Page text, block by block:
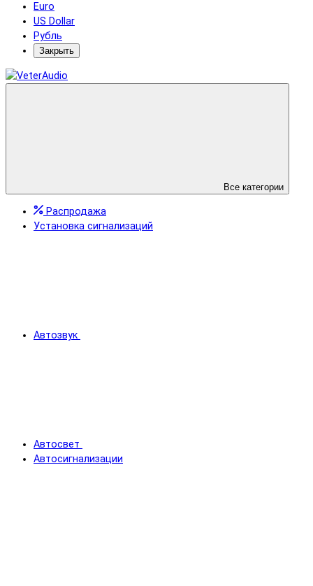
Euro
US Dollar
Рубль
Закрыть
Все категории
Распродажа
Установка сигнализаций
Автозвук
Автосвет
Автосигнализации